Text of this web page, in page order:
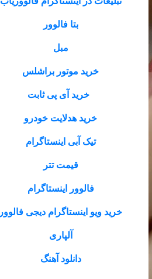
بتا فالوور
مبل
خرید موتور براشلس
خرید آی پی ثابت
خرید هدلایت خودرو
تیک آبی اینستاگرام
قیمت تتر
فالوور اینستاگرام
خرید ویو اینستاگرام دیجی فالوور
آلپاری
دانلود آهنگ